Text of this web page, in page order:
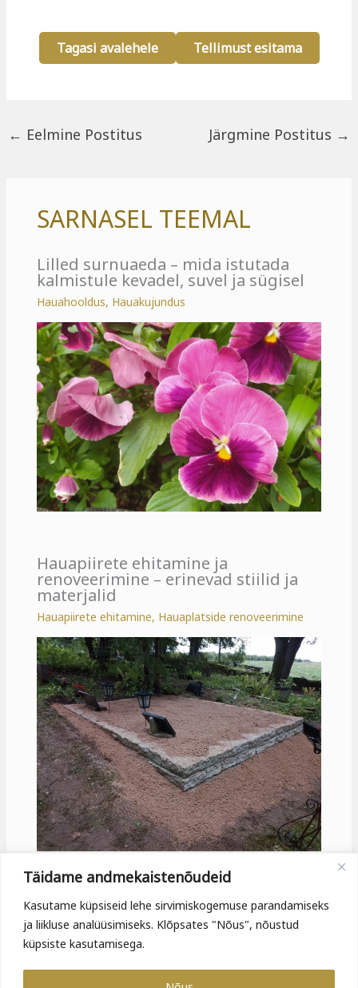
Täidame andmekaistenõudeid
Kasutame küpsiseid lehe sirvimiskogemuse parandamiseks
ja liikluse analüüsimiseks. Klõpsates "Nõus", nõustud
küpsiste kasutamisega.
Tagasi avalehele Tellimust esitama
← Eelmine Postitus Järgmine Postitus →
SARNASEL TEEMAL
Lilled surnuaeda – mida istutada
kalmistule kevadel, suvel ja sügisel
Hauahooldus, Hauakujundus
Hauapiirete ehitamine ja
renoveerimine – erinevad stiilid ja
materjalid
Hauapiirete ehitamine, Hauaplatside renoveerimine